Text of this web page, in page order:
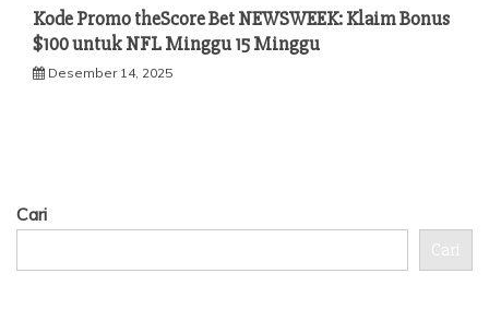
Kode Promo theScore Bet NEWSWEEK: Klaim Bonus
$100 untuk NFL Minggu 15 Minggu
Desember 14, 2025
Cari
Cari